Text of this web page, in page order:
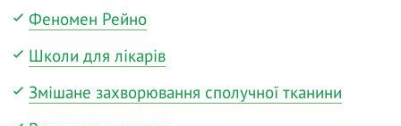
Феномен Рейно
Школи для лікарів
Змішане захворювання сполучної тканини